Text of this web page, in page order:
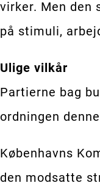
virker. Men den
på stimuli,
Ulige vilkår
Partierne bag
ordningen
Københavns
den modsatte